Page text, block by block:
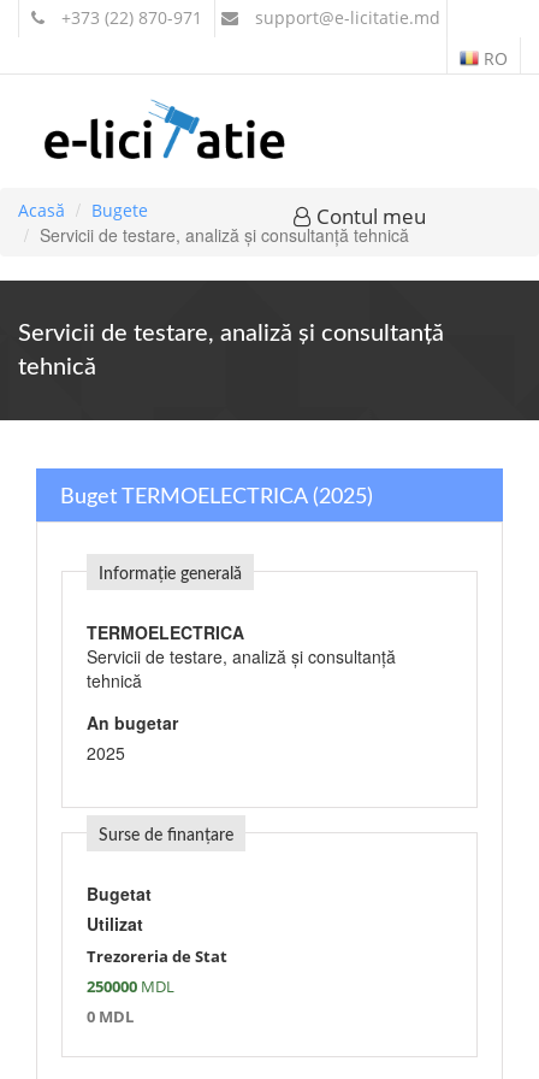
+373 (22) 870-971 support@e-licitatie.md
RO
Contul meu
Acasă Bugete
Servicii de testare, analiză şi consultanţă tehnică
Servicii de testare, analiză şi consultanţă
tehnică
Buget TERMOELECTRICA (2025)
Informație generală
TERMOELECTRICA
Servicii de testare, analiză şi consultanţă
tehnică
An bugetar
2025
Surse de finanțare
Bugetat
Utilizat
Trezoreria de Stat
250000 MDL
0 MDL